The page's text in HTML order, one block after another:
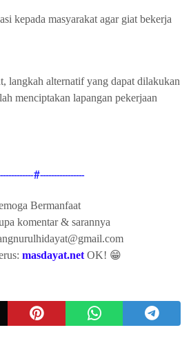
kepada masyarakat agar giat bekerja
langkah alternatif yang dapat dilakukan
menciptakan lapangan pekerjaan
#----------------
Bermanfaat
komentar & sarannya
masdayat.net OK! 😁